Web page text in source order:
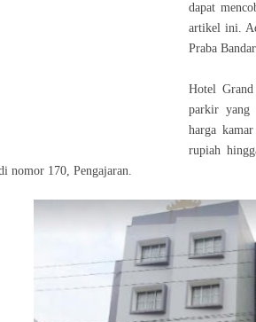
dapat
artikel ini.
Praba
Hotel
parkir yang
harga
rupiah
nomor 170, Pengajaran.